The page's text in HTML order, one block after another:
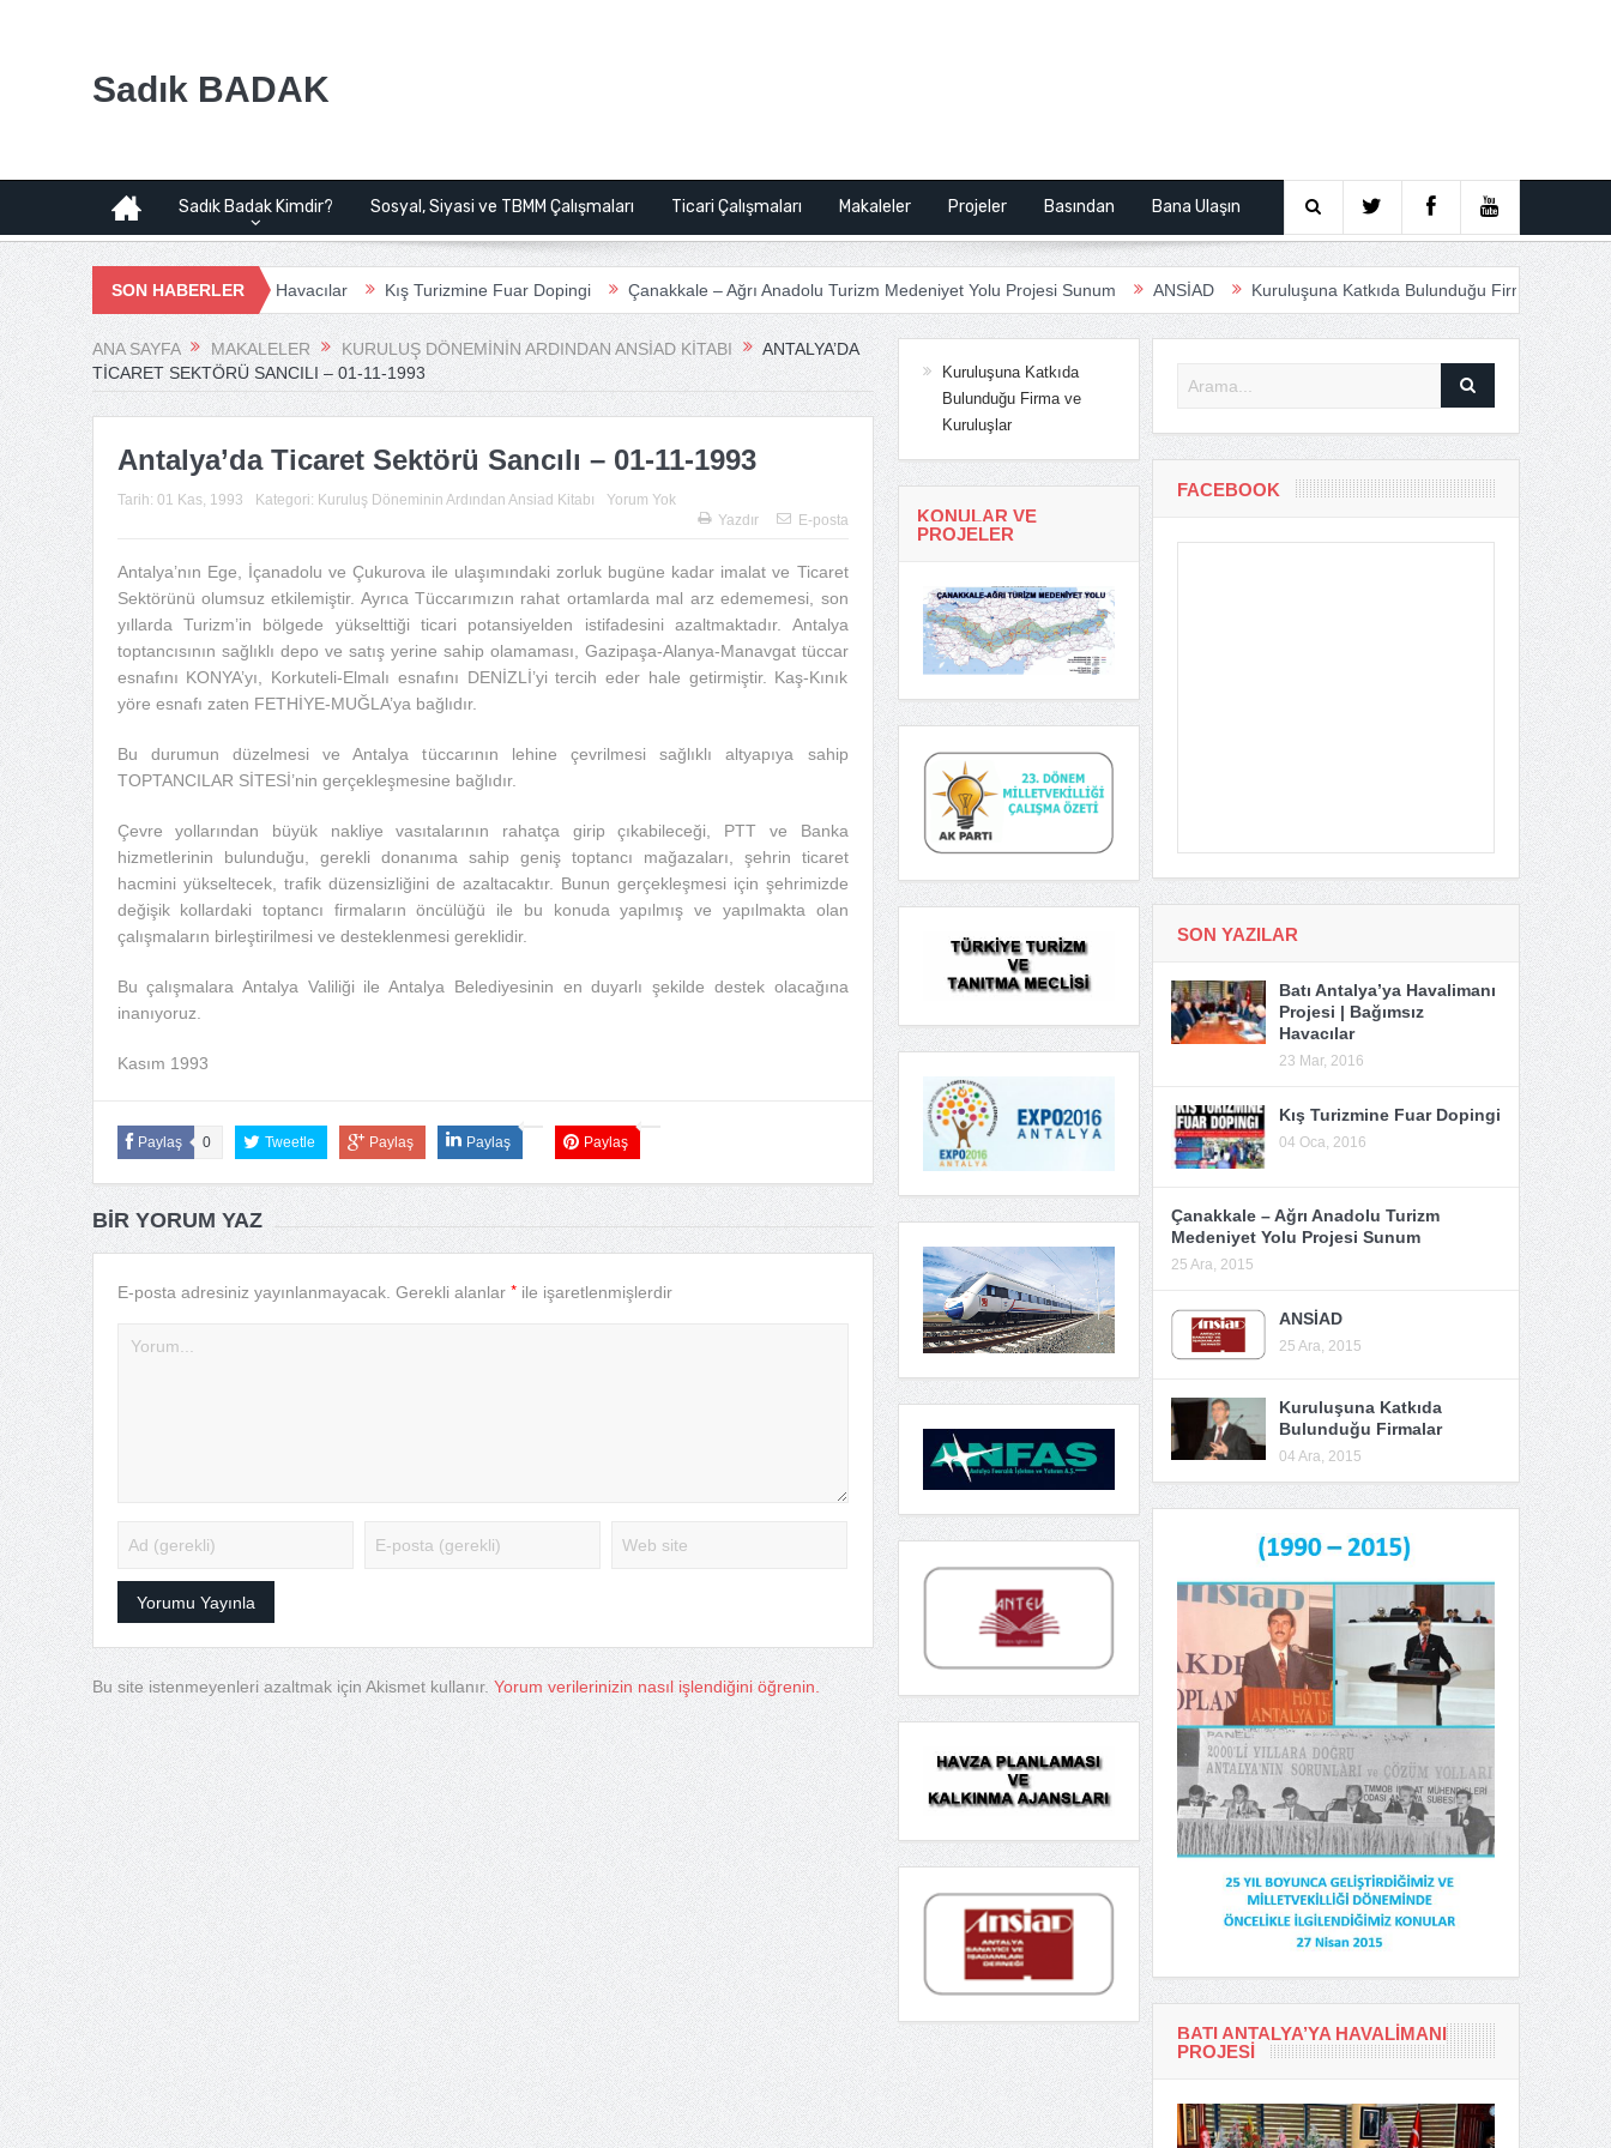
Sadık BADAK
Sadık Badak Kimdir? Sosyal, Siyasi ve TBMM Çalışmaları Ticari Çalışmaları Makaleler Projeler Basından Bana Ulaşın
SON HABERLER
Projesi | Bağımsız Havacılar Kış Turizmine Fuar Dopingi Çanakkale – Ağrı Anadolu Turizm Medeniyet Yolu Projesi Sunum ANSİAD Kuruluşuna Katkıda Bulunduğu Firmalar Anfas
ANA SAYFA MAKALELER KURULUŞ DÖNEMININ ARDINDAN ANSIAD KITABI
ANTALYA’DA
TICARET SEKTÖRÜ SANCILI – 01-11-1993
Antalya’da Ticaret Sektörü Sancılı – 01-11-1993
Tarih: 01 Kas, 1993 Kategori: Kuruluş Döneminin Ardından Ansiad Kitabı
Yorum Yok
Yazdır
E-posta
Antalya’nın Ege, İçanadolu ve Çukurova ile ulaşımındaki zorluk bugüne kadar imalat ve Ticaret
Sektörünü olumsuz etkilemiştir. Ayrıca Tüccarımızın rahat ortamlarda mal arz edememesi, son
yıllarda Turizm’in bölgede yükselttiği ticari potansiyelden istifadesini azaltmaktadır. Antalya
toptancısının sağlıklı depo ve satış yerine sahip olamaması, Gazipaşa-Alanya-Manavgat tüccar
esnafını KONYA’yı, Korkuteli-Elmalı esnafını DENİZLİ’yi tercih eder hale getirmiştir. Kaş-Kınık
yöre esnafı zaten FETHİYE-MUĞLA’ya bağlıdır.
Bu durumun düzelmesi ve Antalya tüccarının lehine çevrilmesi sağlıklı altyapıya sahip
TOPTANCILAR SİTESİ’nin gerçekleşmesine bağlıdır.
Çevre yollarından büyük nakliye vasıtalarının rahatça girip çıkabileceği, PTT ve Banka
hizmetlerinin bulunduğu, gerekli donanıma sahip geniş toptancı mağazaları, şehrin ticaret
hacmini yükseltecek, trafik düzensizliğini de azaltacaktır. Bunun gerçekleşmesi için şehrimizde
değişik kollardaki toptancı firmaların öncülüğü ile bu konuda yapılmış ve yapılmakta olan
çalışmaların birleştirilmesi ve desteklenmesi gereklidir.
Bu çalışmalara Antalya Valiliği ile Antalya Belediyesinin en duyarlı şekilde destek olacağına
inanıyoruz.
Kasım 1993
Paylaş 0 Tweetle Paylaş Paylaş Paylaş
BIR YORUM YAZ
E-posta adresiniz yayınlanmayacak. Gerekli alanlar *ile işaretlenmişlerdir
Bu site istenmeyenleri azaltmak için Akismet kullanır. Yorum verilerinizin nasıl işlendiğini öğrenin.
Kuruluşuna Katkıda
Bulunduğu Firma ve
Kuruluşlar
KONULAR VE
PROJELER
FACEBOOK
SON YAZILAR
Batı Antalya’ya Havalimanı
Projesi | Bağımsız
Havacılar
23 Mar, 2016
Kış Turizmine Fuar Dopingi
04 Oca, 2016
Çanakkale – Ağrı Anadolu Turizm
Medeniyet Yolu Projesi Sunum
25 Ara, 2015
ANSİAD
25 Ara, 2015
Kuruluşuna Katkıda
Bulunduğu Firmalar
04 Ara, 2015
BATI ANTALYA’YA HAVALIMANI
PROJESI